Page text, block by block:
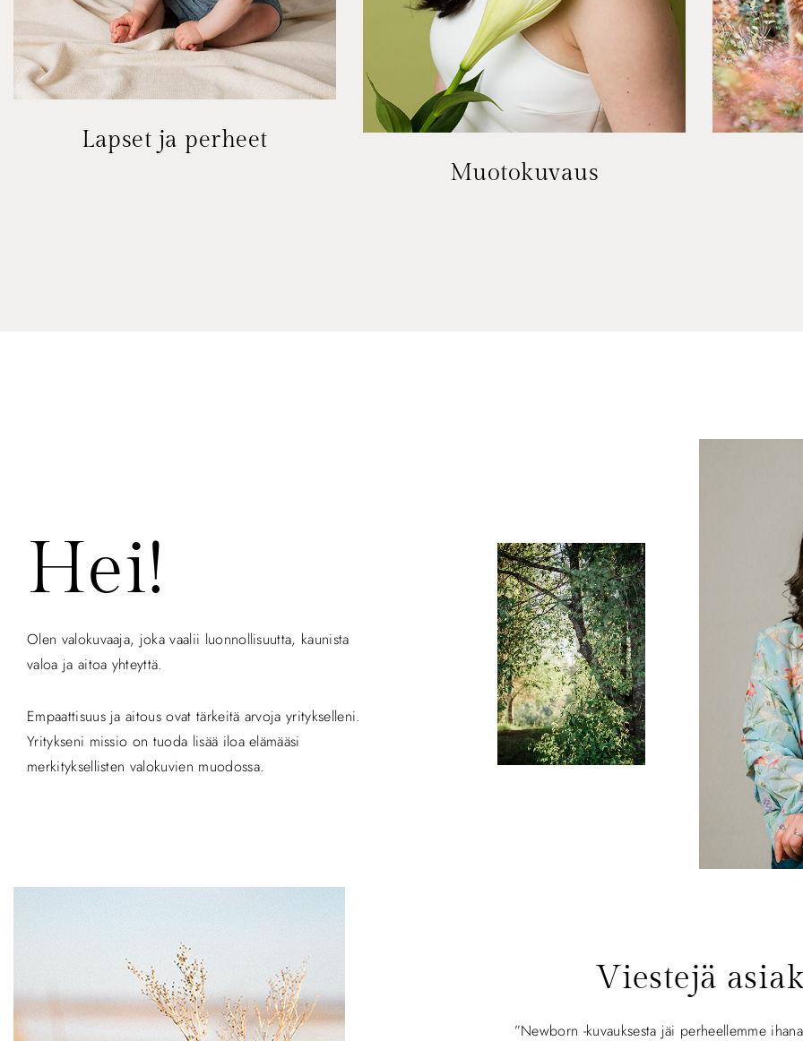
Lapset ja perheet
Muotokuvaus
Hei!
Olen valokuvaaja, joka vaalii luonnollisuutta, kaunista
valoa ja aitoa yhteyttä.
Empaattisuus ja aitous ovat tärkeitä arvoja yritykselleni.
Yritykseni missio on tuoda lisää iloa elämääsi
merkityksellisten valokuvien muodossa.
Viestejä
”Newborn -kuvauksesta jäi perheellemme